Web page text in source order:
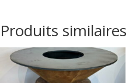
Produits similaires